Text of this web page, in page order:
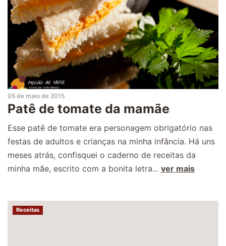
05 de maio de 2015
Patê de tomate da mamãe
Esse patê de tomate era personagem obrigatório nas
festas de adultos e crianças na minha infância. Há uns
meses atrás, confisquei o caderno de receitas da
minha mãe, escrito com a bonita letra... ver mais
Receitas